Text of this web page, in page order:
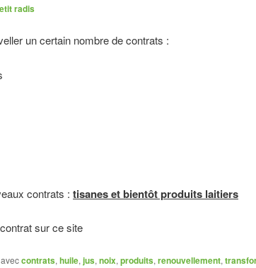
radis
un certain nombre de contrats :
contrats : tisanes et bientôt produits laitiers
sur ce site
contrats, huile, jus, noix, produits, renouvellement,